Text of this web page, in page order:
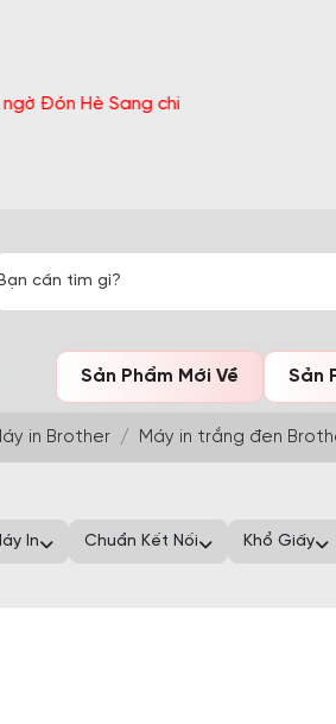
Sang chi tiết tại 'Khuyến Mãi'
Sản Phẩm Mới Về Sản
in Brother Máy in trắng đen
In Chuẩn Kết Nối Khổ Giấy